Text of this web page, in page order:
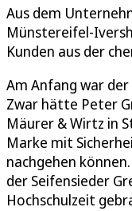
Aus dem
Münstereifel-
Kunden aus der
Am Anfang war
Zwar hätte Peter
Mäurer & Wirtz in
Marke mit
nachgehen
der Seifensieder
Hochschulzeit